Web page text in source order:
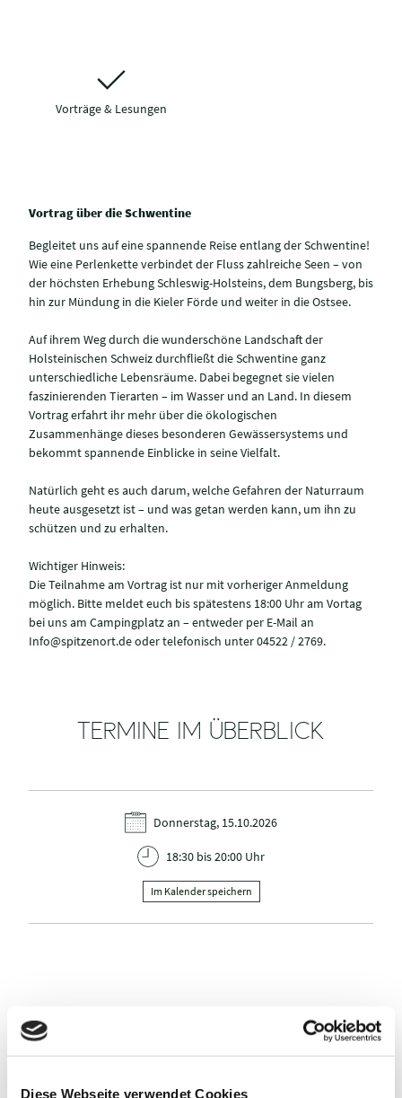
Diese Webseite verwendet Cookies
Vorträge & Lesungen
Vortrag über die Schwentine
Begleitet uns auf eine spannende Reise entlang der Schwentine!
Wie eine Perlenkette verbindet der Fluss zahlreiche Seen – von
der höchsten Erhebung Schleswig-Holsteins, dem Bungsberg, bis
hin zur Mündung in die Kieler Förde und weiter in die Ostsee.
Auf ihrem Weg durch die wunderschöne Landschaft der
Holsteinischen Schweiz durchfließt die Schwentine ganz
unterschiedliche Lebensräume. Dabei begegnet sie vielen
faszinierenden Tierarten – im Wasser und an Land. In diesem
Vortrag erfahrt ihr mehr über die ökologischen
Zusammenhänge dieses besonderen Gewässersystems und
bekommt spannende Einblicke in seine Vielfalt.
Natürlich geht es auch darum, welche Gefahren der Naturraum
heute ausgesetzt ist – und was getan werden kann, um ihn zu
schützen und zu erhalten.
Wichtiger Hinweis:
Die Teilnahme am Vortrag ist nur mit vorheriger Anmeldung
möglich. Bitte meldet euch bis spätestens 18:00 Uhr am Vortag
bei uns am Campingplatz an – entweder per E-Mail an
Info@spitzenort.de oder telefonisch unter 04522 / 2769.
TERMINE IM ÜBERBLICK
Donnerstag, 15.10.2026
18:30 bis 20:00 Uhr
Im Kalender speichern
NABU Landesstelle Wasser, NABU Umweltberatung Plön